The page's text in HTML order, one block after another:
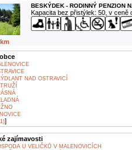
BESKÝDEK - RODINNÝ PENZION
Kapacita bez přistýlek: 50, v ceně
NAD OSTRAVICÍ
]
zajímavosti
U VELIČKŮ V MALENOVICÍCH